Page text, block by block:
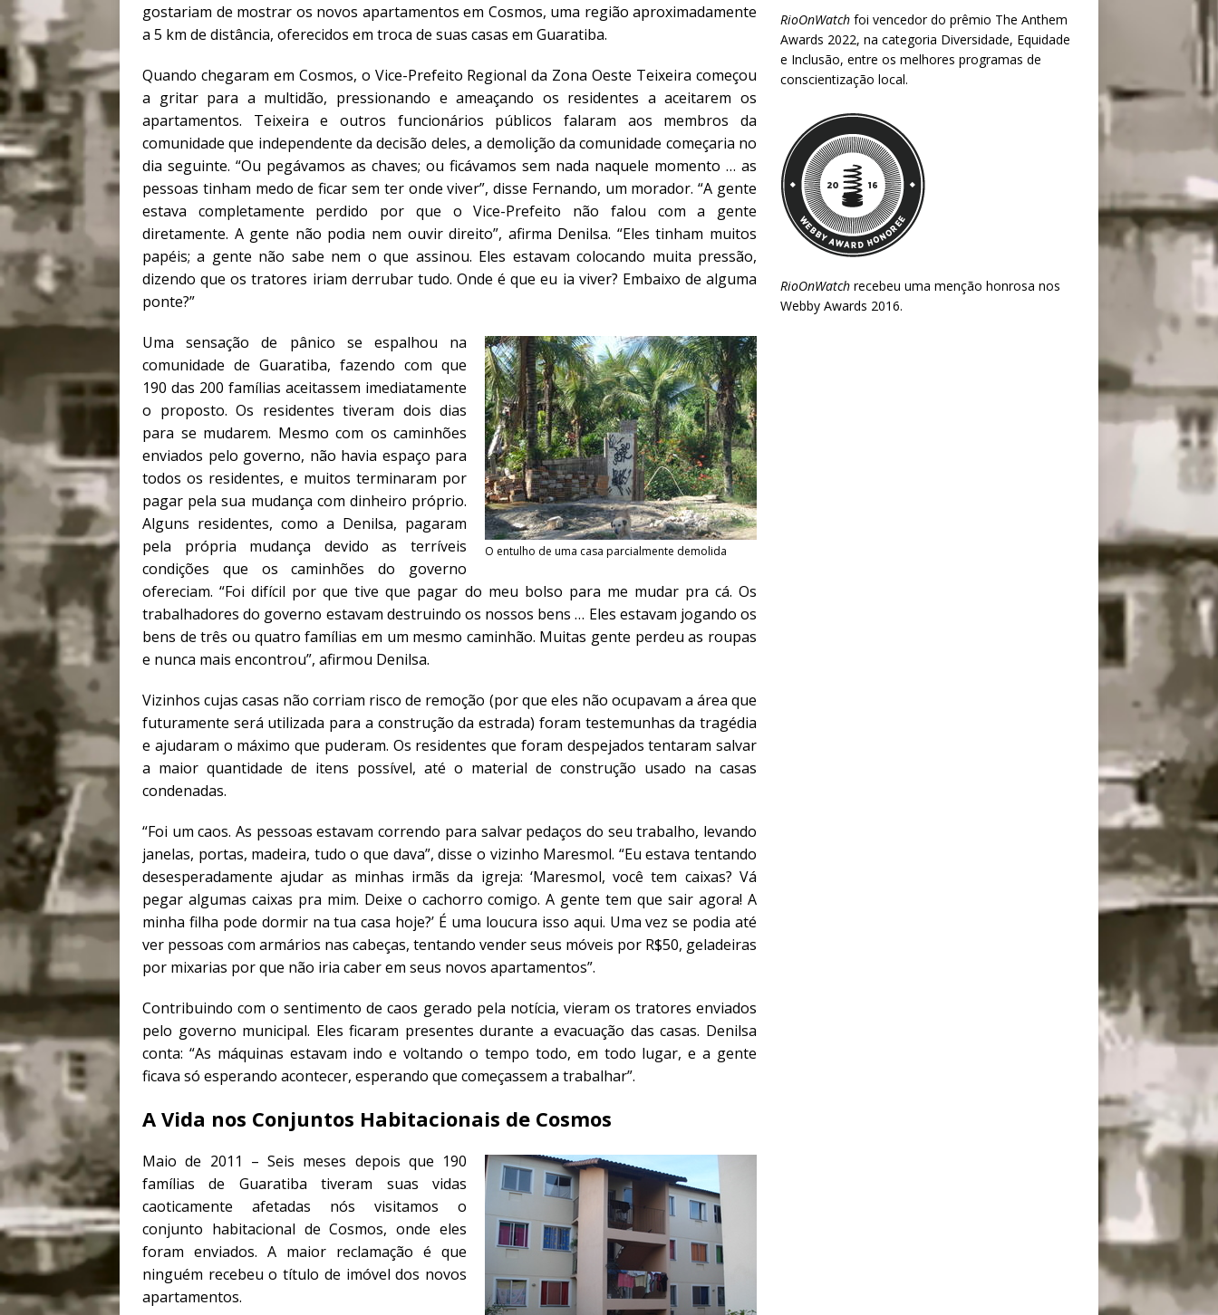
gostariam de mostrar os novos apartamentos em Cosmos, uma região aproximadamente
a 5 km de distância, oferecidos em troca de suas casas em Guaratiba.
Quando chegaram em Cosmos, o Vice-Prefeito Regional da Zona Oeste Teixeira começou
a gritar para a multidão, pressionando e ameaçando os residentes a aceitarem os
apartamentos. Teixeira e outros funcionários públicos falaram aos membros da
comunidade que independente da decisão deles, a demolição da comunidade começaria no
dia seguinte. “Ou pegávamos as chaves; ou ficávamos sem nada naquele momento … as
pessoas tinham medo de ficar sem ter onde viver”, disse Fernando, um morador. “A gente
estava completamente perdido por que o Vice-Prefeito não falou com a gente
diretamente. A gente não podia nem ouvir direito”, afirma Denilsa. “Eles tinham muitos
papéis; a gente não sabe nem o que assinou. Eles estavam colocando muita pressão,
dizendo que os tratores iriam derrubar tudo. Onde é que eu ia viver? Embaixo de alguma
ponte?”
O entulho de uma casa parcialmente demolida
Uma sensação de pânico se espalhou na
comunidade de Guaratiba, fazendo com que
190 das 200 famílias aceitassem imediatamente
o proposto. Os residentes tiveram dois dias
para se mudarem. Mesmo com os caminhões
enviados pelo governo, não havia espaço para
todos os residentes, e muitos terminaram por
pagar pela sua mudança com dinheiro próprio.
Alguns residentes, como a Denilsa, pagaram
pela própria mudança devido as terríveis
condições que os caminhões do governo
ofereciam. “Foi difícil por que tive que pagar do meu bolso para me mudar pra cá. Os
trabalhadores do governo estavam destruindo os nossos bens … Eles estavam jogando os
bens de três ou quatro famílias em um mesmo caminhão. Muitas gente perdeu as roupas
e nunca mais encontrou”, afirmou Denilsa.
Vizinhos cujas casas não corriam risco de remoção (por que eles não ocupavam a área que
futuramente será utilizada para a construção da estrada) foram testemunhas da tragédia
e ajudaram o máximo que puderam. Os residentes que foram despejados tentaram salvar
a maior quantidade de itens possível, até o material de construção usado na casas
condenadas.
“Foi um caos. As pessoas estavam correndo para salvar pedaços do seu trabalho, levando
janelas, portas, madeira, tudo o que dava”, disse o vizinho Maresmol. “Eu estava tentando
desesperadamente ajudar as minhas irmãs da igreja: ‘Maresmol, você tem caixas? Vá
pegar algumas caixas pra mim. Deixe o cachorro comigo. A gente tem que sair agora! A
minha filha pode dormir na tua casa hoje?’ É uma loucura isso aqui. Uma vez se podia até
ver pessoas com armários nas cabeças, tentando vender seus móveis por R$50, geladeiras
por mixarias por que não iria caber em seus novos apartamentos”.
Contribuindo com o sentimento de caos gerado pela notícia, vieram os tratores enviados
pelo governo municipal. Eles ficaram presentes durante a evacuação das casas. Denilsa
conta: “As máquinas estavam indo e voltando o tempo todo, em todo lugar, e a gente
ficava só esperando acontecer, esperando que começassem a trabalhar”.
A Vida nos Conjuntos Habitacionais de Cosmos
Maio de 2011 – Seis meses depois que 190
famílias de Guaratiba tiveram suas vidas
caoticamente afetadas nós visitamos o
conjunto habitacional de Cosmos, onde eles
foram enviados. A maior reclamação é que
ninguém recebeu o título de imóvel dos novos
apartamentos.
RioOnWatchfoi vencedor do prêmio The Anthem
Awards 2022, na categoria Diversidade, Equidade
e Inclusão, entre os melhores programas de
conscientização local.
RioOnWatchrecebeu uma menção honrosa nos
Webby Awards 2016.